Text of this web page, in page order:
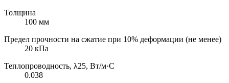
Толщина
100 мм
Предел прочности на сжатие при 10% деформации (не менее)
20 кПа
Теплопроводность, λ25, Вт/м·С
0.038